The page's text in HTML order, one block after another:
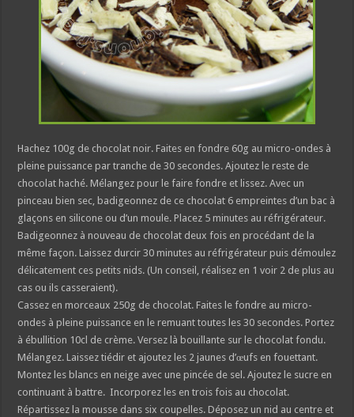
Hachez 100g de chocolat noir. Faites en fondre 60g au micro-ondes à
pleine puissance par tranche de 30 secondes. Ajoutez le reste de
chocolat haché. Mélangez pour le faire fondre et lissez. Avec un
pinceau bien sec, badigeonnez de ce chocolat 6 empreintes d’un bac à
glaçons en silicone ou d’un moule. Placez 5 minutes au réfrigérateur.
Badigeonnez à nouveau de chocolat deux fois en procédant de la
même façon. Laissez durcir 30 minutes au réfrigérateur puis démoulez
délicatement ces petits nids. (Un conseil, réalisez en 1 voir 2 de plus au
cas ou ils casseraient).
Cassez en morceaux 250g de chocolat. Faites le fondre au micro-
ondes à pleine puissance en le remuant toutes les 30 secondes. Portez
à ébullition 10cl de crème. Versez là bouillante sur le chocolat fondu.
Mélangez. Laissez tiédir et ajoutez les 2 jaunes d’œufs en fouettant.
Montez les blancs en neige avec une pincée de sel. Ajoutez le sucre en
continuant à battre. Incorporez les en trois fois au chocolat.
Répartissez la mousse dans six coupelles. Déposez un nid au centre et